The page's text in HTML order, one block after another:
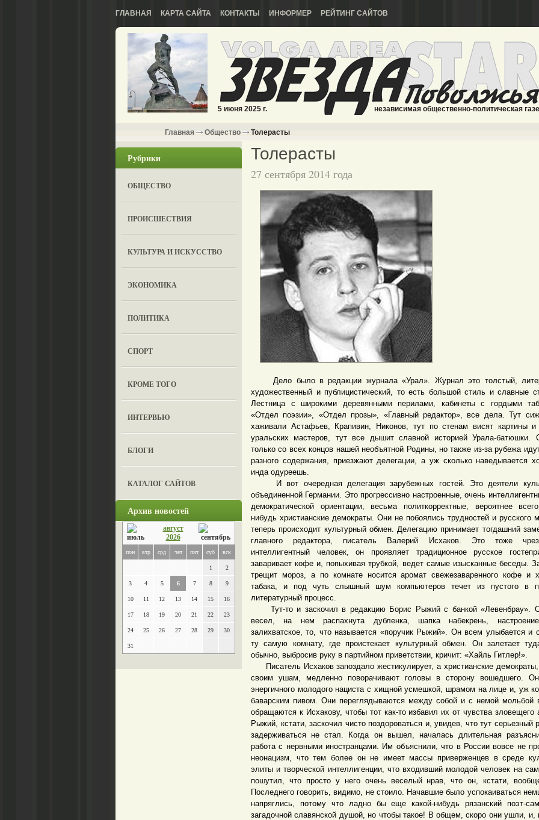
ГЛАВНАЯ КАРТА САЙТА КОНТАКТЫ ИНФОРМЕР РЕЙТИНГ САЙТОВ
5 июня 2025 г. независимая общественно-политическая
Главная Общество Толерасты
Рубрики
ОБЩЕСТВО
ПРОИСШЕСТВИЯ
КУЛЬТУРА И ИСКУССТВО
ЭКОНОМИКА
ПОЛИТИКА
СПОРТ
КРОМЕ ТОГО
ИНТЕРВЬЮ
БЛОГИ
КАТАЛОГ САЙТОВ
Архив новостей
август
2026
пон втр срд чет пят суб вск
1 2
3 4 5 6 7 8 9
10 11 12 13 14 15 16
17 18 19 20 21 22 23
24 25 26 27 28 29 30
31
Толерасты
27 сентября 2014 года
Дело было в редакции журнала «Урал». Журнал это толстый,
художественный и публицистический, то есть большой стиль и славные
Лестница с широкими деревянными перилами, кабинеты с гордыми
«Отдел поэзии», «Отдел прозы», «Главный редактор», все дела. Тут
хаживали Астафьев, Крапивин, Никонов, тут по стенам висят картины и
уральских мастеров, тут все дышит славной историей Урала-батюшки.
только со всех концов нашей необъятной Родины, но также из-за рубежа
разного содержания, приезжают делегации, а уж сколько наведывается
инда одуреешь.
И вот очередная делегация зарубежных гостей. Это деятели
объединенной Германии. Это прогрессивно настроенные, очень
демократической ориентации, весьма политкорректные, вероятнее
нибудь христианские демократы. Они не побоялись трудностей и русского
теперь происходит культурный обмен. Делегацию принимает тогдашний
главного редактора, писатель Валерий Исхаков. Это тоже
интеллигентный человек, он проявляет традиционное русское
заваривает кофе и, попыхивая трубкой, ведет самые изысканные беседы.
трещит мороз, а по комнате носится аромат свежезаваренного кофе и
табака, и под чуть слышный шум компьютеров течет из пустого в
литературный процесс.
Тут-то и заскочил в редакцию Борис Рыжий с банкой «Левенбрау».
весел, на нем распахнута дубленка, шапка набекрень,
залихватское, то, что называется «поручик Рыжий». Он всем улыбается и
ту самую комнату, где проистекает культурный обмен. Он залетает
обычно, выбросив руку в партийном приветствии, кричит: «Хайль Гитлер!».
Писатель Исхаков запоздало жестикулирует, а христианские
своим ушам, медленно поворачивают головы в сторону вошедшего.
энергичного молодого нациста с хищной усмешкой, шрамом на лице и, уж
баварским пивом. Они переглядываются между собой и с немой мольбой
обращаются к Исхакову, чтобы тот как-то избавил их от чувства зловещего
Рыжий, кстати, заскочил чисто поздороваться и, увидев, что тут серьезный
задерживаться не стал. Когда он вышел, началась длительная
работа с нервными иностранцами. Им объяснили, что в России вовсе не
неонацизм, что тем более он не имеет массы приверженцев в среде
элиты и творческой интеллигенции, что входивший молодой человек на
пошутил, что просто у него очень веселый нрав, что он, кстати,
Последнего говорить, видимо, не стоило. Начавшие было успокаиваться
напряглись, потому что ладно бы еще какой-нибудь рязанский поэт-
загадочной славянской душой, но чтобы такое! В общем, скоро они ушли, и,